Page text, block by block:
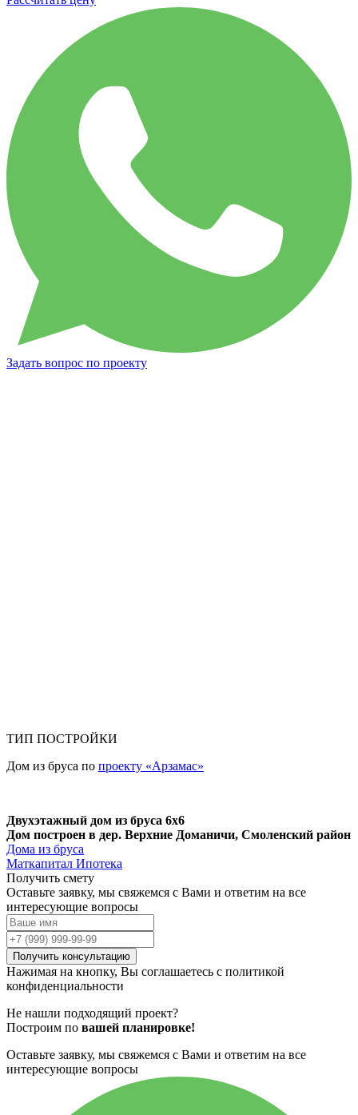
Задать вопрос по проекту
ТИП ПОСТРОЙКИ
Дом из бруса по проекту «Арзамас»
Двухэтажный дом из бруса 6х6
Дом построен в дер. Верхние Доманичи, Смоленский район
Дома из бруса
Маткапитал Ипотека
Получить смету
Оставьте заявку, мы свяжемся с Вами и ответим на все
интересующие вопросы
Получить консультацию
Нажимая на кнопку, Вы соглашаетесь с политикой
конфиденциальности
Не нашли подходящий проект?
Построим по вашей планировке!
Оставьте заявку, мы свяжемся с Вами и ответим на все
интересующие вопросы